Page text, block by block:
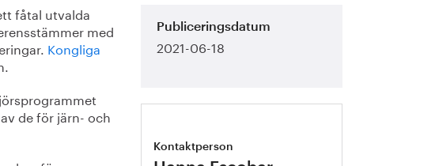
fåtal utvalda
med
Kongliga
de för järn- och
Publiceringsdatum
2021-06-18
Kontaktperson